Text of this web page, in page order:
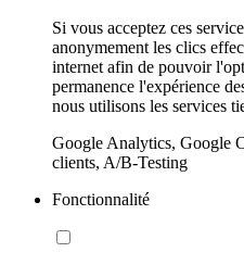
Si vous acceptez ces
anonymement les clics
internet afin de pouvoir
permanence l'expérience
nous utilisons les services
Google Analytics, Google
clients, A/B-Testing
Fonctionnalité